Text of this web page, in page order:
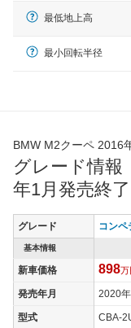
最低地上高
最小回転半径
BMW M2クーペ 2016
グレード情報
年1月発売終了
グレード コンペ
基本情報
新車価格 898万
発売年月 2020
型式 CBA-